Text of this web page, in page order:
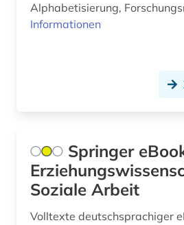
Alphabetisierung,
Informationen
Springer
Soziale Arbeit
Volltexte deutschsprachiger